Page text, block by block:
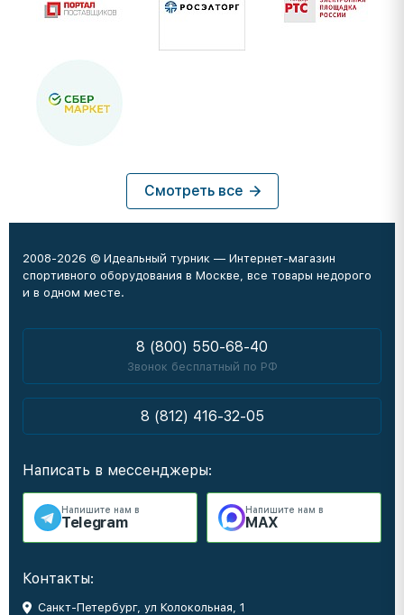
Смотреть все
2008-2026 © Идеальный турник — Интернет-магазин
спортивного оборудования в Москве, все товары недорого
и в одном месте.
8 (800) 550-68-40
Звонок бесплатный по РФ
8 (812) 416-32-05
Написать в мессенджеры:
Напишите нам в
Telegram
Напишите нам в
MAX
Контакты:
Санкт-Петербург, ул Колокольная, 1